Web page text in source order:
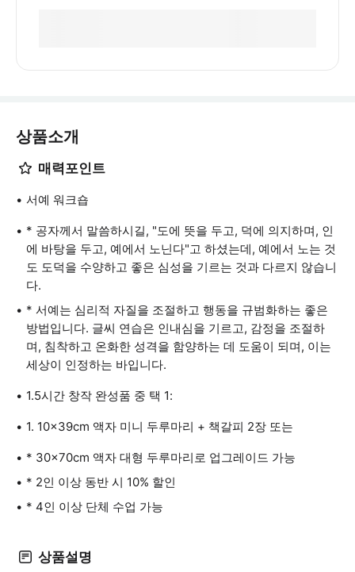
상품소개
매력포인트
서예 워크숍
* 공자께서 말씀하시길, "도에 뜻을 두고, 덕에 의지하며, 인
에 바탕을 두고, 예에서 노닌다"고 하셨는데, 예에서 노는 것
도 도덕을 수양하고 좋은 심성을 기르는 것과 다르지 않습니
다.
* 서예는 심리적 자질을 조절하고 행동을 규범화하는 좋은
방법입니다. 글씨 연습은 인내심을 기르고, 감정을 조절하
며, 침착하고 온화한 성격을 함양하는 데 도움이 되며, 이는
세상이 인정하는 바입니다.
1.5시간 창작 완성품 중 택 1:
1. 10x39cm 액자 미니 두루마리 + 책갈피 2장 또는
* 30x70cm 액자 대형 두루마리로 업그레이드 가능
* 2인 이상 동반 시 10% 할인
* 4인 이상 단체 수업 가능
상품설명